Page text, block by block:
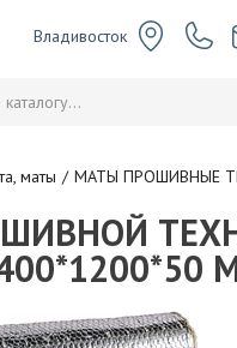
Владивосток
маты МАТЫ ПРОШИВНЫЕ